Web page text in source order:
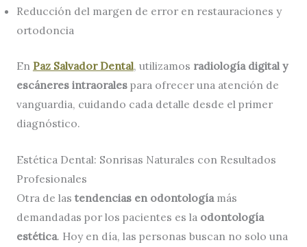
Reducción del margen de error en restauraciones y
ortodoncia
En Paz Salvador Dental, utilizamos radiología digital y
escáneres intraoralespara ofrecer una atención de
vanguardia, cuidando cada detalle desde el primer
diagnóstico.
Estética Dental: Sonrisas Naturales con Resultados
Profesionales
Otra de las tendencias en odontologíamás
demandadas por los pacientes es la odontología
estética. Hoy en día, las personas buscan no solo una